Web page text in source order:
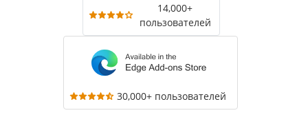
14,000+
пользователей
30,000+ пользователей